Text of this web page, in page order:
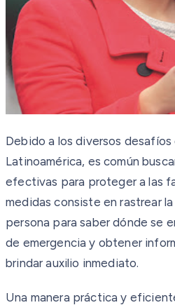
Debido a los diversos
Latinoamérica, es común
efectivas para proteger a las
medidas consiste en rastrear
persona para saber dónde se
de emergencia y obtener
brindar auxilio inmediato.
Una manera práctica y